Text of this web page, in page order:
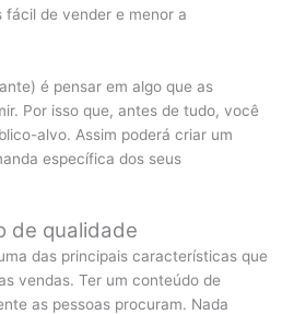
fácil de vender e menor a
é pensar em algo que as
Por isso que, antes de tudo, você
alvo. Assim poderá criar um
específica dos seus
de qualidade
das principais características que
vendas. Ter um conteúdo de
as pessoas procuram. Nada